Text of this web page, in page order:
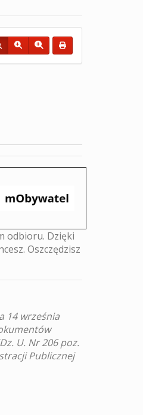
odbioru. Dzięki
Oszczędzisz
14 września
U. Nr 206 poz.
Publicznej